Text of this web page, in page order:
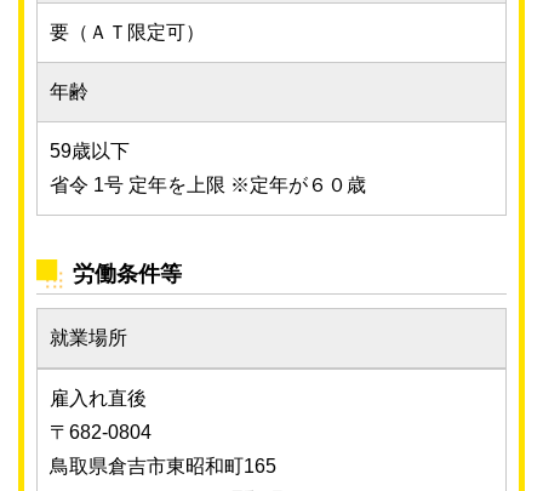
要（ＡＴ限定可）
年齢
59歳以下
省令 1号 定年を上限 ※定年が６０歳
労働条件等
就業場所
雇入れ直後
〒682-0804
鳥取県倉吉市東昭和町165